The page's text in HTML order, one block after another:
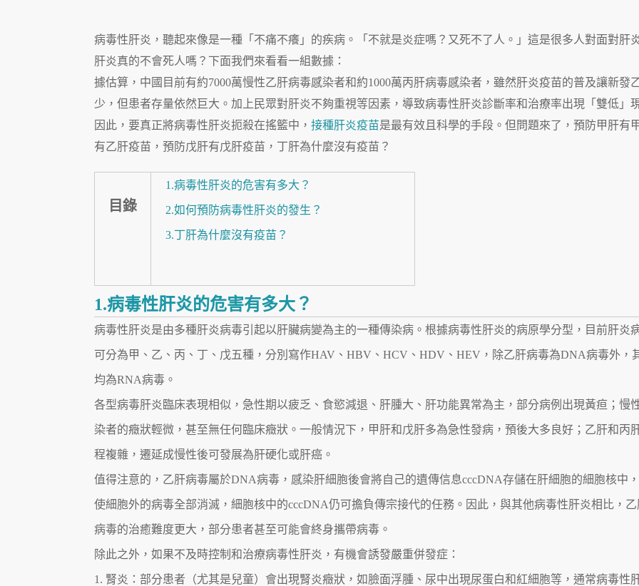
病毒性肝炎，聽起來像是一種「不痛不癢」的疾病。「不就是炎症嗎？又死不了人。」這是很多人對面對肝
肝炎真的不會死人嗎？下面我們來看看一組數據：
據估算，中國目前有約7000萬慢性乙肝病毒感染者和約1000萬丙肝病毒感染者，雖然肝炎疫苗的普及讓新發
少，但患者存量依然巨大。加上民眾對肝炎不夠重視等因素，導致病毒性肝炎診斷率和治療率出現「雙低」
因此，要真正將病毒性肝炎扼殺在搖籃中， 接種肝炎疫苗是最有效且科學的手段。但問題來了，預防甲肝有
有乙肝疫苗，預防戊肝有戊肝疫苗，丁肝為什麼沒有疫苗？
目錄
1.病毒性肝炎的危害有多大？
2.如何預防病毒性肝炎的發生？
3.丁肝為什麼沒有疫苗？
1.病毒性肝炎的危害有多大？
病毒性肝炎是由多種肝炎病毒引起以肝臟病變為主的一種傳染病。根據病毒性肝炎的病原學分型，目前肝炎
可分為甲、乙、丙、丁、戊五種，分別寫作HAV、HBV、HCV、HDV、HEV，除乙肝病毒為DNA病毒外，
均為RNA病毒。
各型病毒肝炎臨床表現相似，急性期以疲乏、食慾減退、肝腫大、肝功能異常為主，部分病例出現黃疸；慢
染者的癥狀輕微，甚至無任何臨床癥狀。一般情況下，甲肝和戊肝多為急性發病，預後大多良好；乙肝和丙
程複雜，遷延成慢性後可發展為肝硬化或肝癌。
值得注意的，乙肝病毒屬於DNA病毒，感染肝細胞後會將自己的遺傳信息cccDNA存儲在肝細胞的細胞核中
使細胞外的病毒全部消滅，細胞核中的cccDNA仍可擔負傳宗接代的任務。因此，與其他病毒性肝炎相比，乙
病毒的治癒難度更大，部分患者甚至可能會終身攜帶病毒。
除此之外，如果不及時控制和治療病毒性肝炎，有機會誘發嚴重併發症：
1. 腎炎：部分患者（尤其是兒童）會出現腎炎癥狀，如臉面浮腫、尿中出現尿蛋白和紅細胞等，通常病毒性